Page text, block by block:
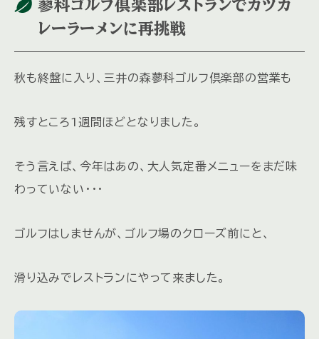
蓼科ゴルフ倶楽部レストランでカツカ
レーラーメンに再挑戦
秋も終盤に入り、三井の森蓼科ゴルフ倶楽部の営業も
残すところ1週間ほどとなりました。
そう言えば、今年はあの、大人気定番メニューをまだ味
わっていない・・・
ゴルフはしませんが、ゴルフ場のクローズ前にと、
滑り込みでレストランにやって来ました。